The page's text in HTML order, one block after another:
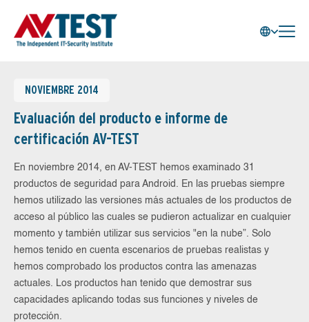
NOVIEMBRE 2014
Evaluación del producto e informe de
certificación AV-TEST
En noviembre 2014, en AV-TEST hemos examinado 31
productos de seguridad para Android. En las pruebas siempre
hemos utilizado las versiones más actuales de los productos de
acceso al público las cuales se pudieron actualizar en cualquier
momento y también utilizar sus servicios "en la nube”. Solo
hemos tenido en cuenta escenarios de pruebas realistas y
hemos comprobado los productos contra las amenazas
actuales. Los productos han tenido que demostrar sus
capacidades aplicando todas sus funciones y niveles de
protección.